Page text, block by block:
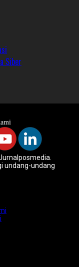
Siber
undang-undang